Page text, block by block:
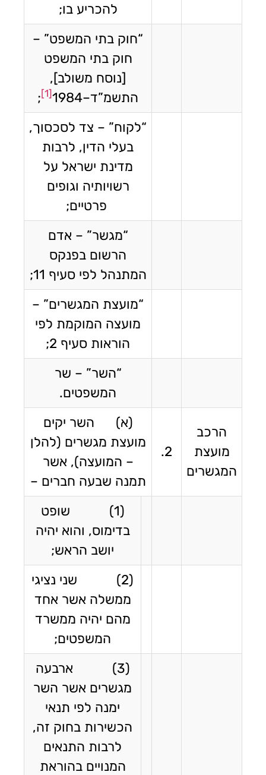
להכריע בו;
“חוק בתי המשפט” –
חוק בתי המשפט
[נוסח משולב],
התשמ”ד–1984
[1]
;
“לקוח” – צד לסכסוך,
בעלי הדין, לרבות
מדינת ישראל על
רשויותיה וגופים
פרטיים;
“מגשר” – אדם
הרשום בפנקס
המתנהל לפי סעיף 11;
“מועצת המגשרים” –
מועצה המוקמת לפי
הוראות סעיף 2;
“השר” – שר
המשפטים.
הרכב
מועצת
המגשרים
2.
(א) השר יקים
מועצת מגשרים (להלן
– המועצה), אשר
תמנה שבעה חברים –
(1) שופט
בדימוס, והוא יהיה
יושב הראש;
(2) שני נציגי
ממשלה אשר אחד
מהם יהיה ממשרד
המשפטים;
(3) ארבעה
מגשרים אשר השר
ימנה לפי תנאי
הכשירות בחוק זה,
לרבות התנאים
המנויים בהוראת